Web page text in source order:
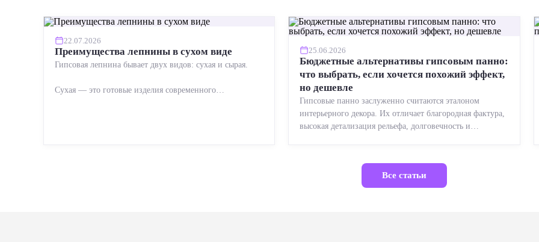
22.07.2026
Преимущества лепнины в сухом виде
Гипсовая лепнина бывает двух видов: сухая и сырая.
Сухая — это готовые изделия современного
25.06.2026
Бюджетные альтернативы гипсовым панно:
что выбрать, если хочется похожий эффект,
но дешевле
Гипсовые панно заслуженно считаются эталоном
интерьерного декора. Их отличает благородная фактура,
высокая детализация рельефа, долговечность и
Все статьи